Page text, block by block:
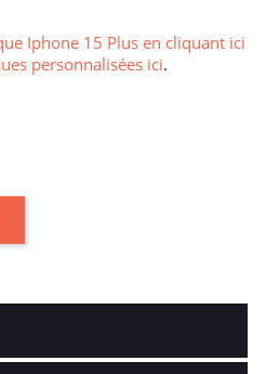
Iphone 15 Plus en cliquant ici
personnalisées ici.